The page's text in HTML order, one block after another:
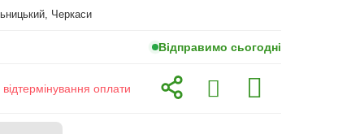
Черкаси
Відправимо сьогодні
оплати